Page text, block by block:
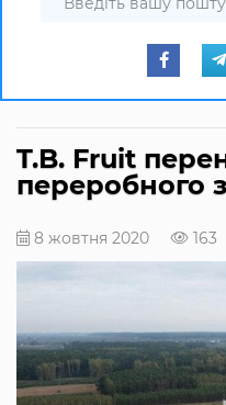
T.B. Fruit
переробного
8 жовтня 2020 163